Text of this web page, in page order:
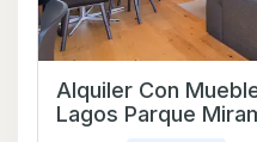
Alquiler Con
Lagos Parque